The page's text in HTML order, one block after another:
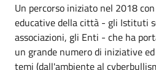
Un percorso iniziato nel 2018
educative della città - gli Istituti
associazioni, gli Enti - che ha
un grande numero di iniziative
temi (dall'ambiente al